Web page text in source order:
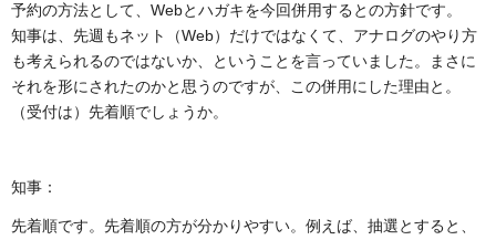
予約の方法として、Webとハガキを今回併用するとの方針です。
知事は、先週もネット（Web）だけではなくて、アナログのやり方
も考えられるのではないか、ということを言っていました。まさに
それを形にされたのかと思うのですが、この併用にした理由と。
（受付は）先着順でしょうか。
知事：
先着順です。先着順の方が分かりやすい。例えば、抽選とすると、